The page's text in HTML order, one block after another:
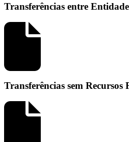
Transferências entre
Transferências sem Recursos